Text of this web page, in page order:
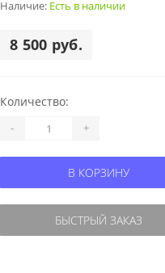
Наличие: Есть в наличии
8 500 руб.
Количество:
- +
В КОРЗИНУ
БЫСТРЫЙ ЗАКАЗ